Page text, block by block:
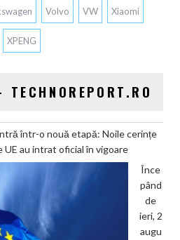
Volvo VW Xiaomi
XPENG
într-o nouă etapă: Noile cerințe
UE au intrat oficial în vigoare
Înce
pând
de
ieri, 2
augu